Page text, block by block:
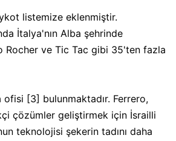
listemize eklenmiştir.
İtalya'nın Alba şehrinde
Rocher ve Tic Tac gibi 35'ten fazla
[3] bulunmaktadır. Ferrero,
çözümler geliştirmek için İsrailli
teknolojisi şekerin tadını daha